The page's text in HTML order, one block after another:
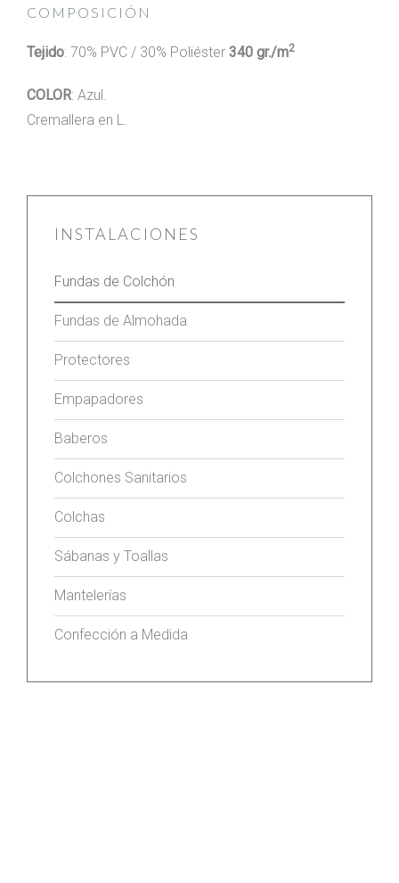
COMPOSICIÓN
Tejido: 70% PVC / 30% Poliéster 340 gr./m2
COLOR: Azul.
Cremallera en L.
INSTALACIONES
Fundas de Colchón
Fundas de Almohada
Protectores
Empapadores
Baberos
Colchones Sanitarios
Colchas
Sábanas y Toallas
Mantelerías
Confección a Medida